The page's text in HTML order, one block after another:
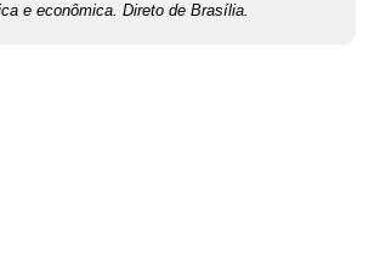
e econômica. Direto de Brasília.